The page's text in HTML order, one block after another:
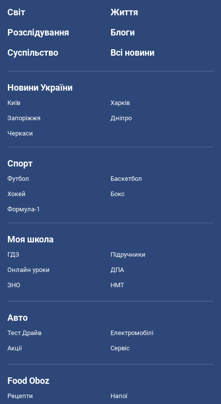
Світ
Життя
Розслідування
Блоги
Суспільство
Всі новини
Новини України
Київ Харків
Запоріжжя Дніпро
Черкаси
Спорт
Футбол Баскетбол
Хокей Бокс
Формула-1
Моя школа
ГДЗ Підручники
Онлайн уроки ДПА
ЗНО НМТ
Авто
Тест Драйв Електромобілі
Акції Сервіс
Food Oboz
Рецепти Напої